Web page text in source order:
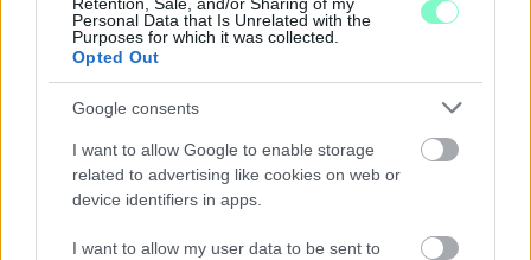
Personal Data that Is Unrelated with the
Purposes for which it was collected.
Opted Out
Google consents
I want to allow Google to enable storage
related to advertising like cookies on web or
device identifiers in apps.
I want to allow my user data to be sent to
ENERGIATAKARÉKOSSÁG: KORÁBBAN KEZDŐDIK
A GYŐRI AUDI ETO KC PÉNTEKI FELKÉSZÜLÉSI
MÉRKŐZÉSE
előrébb hozták a Brest Bretagne Handball elleni találkozó